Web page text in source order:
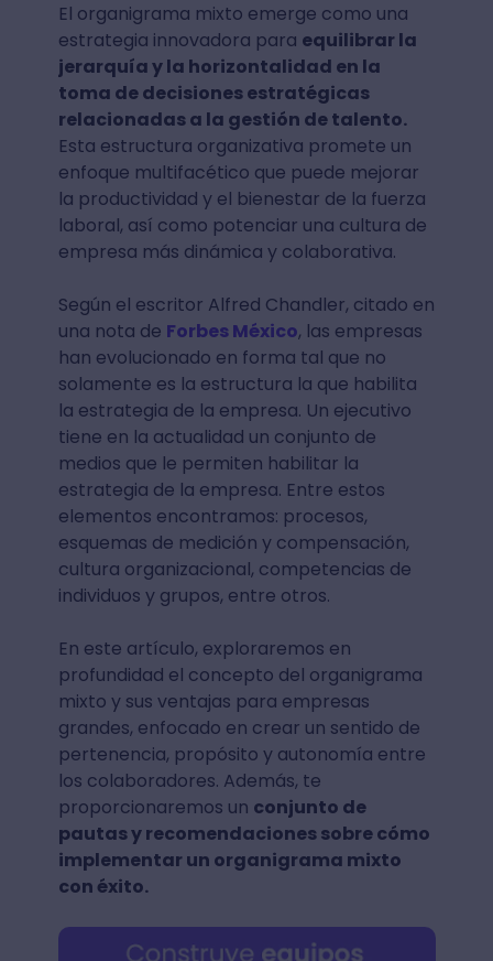
El organigrama mixto emerge como una
estrategia innovadora para equilibrar la
jerarquía y la horizontalidad en la
toma de decisiones estratégicas
relacionadas a la gestión de talento.
Esta estructura organizativa promete un
enfoque multifacético que puede mejorar
la productividad y el bienestar de la fuerza
laboral, así como potenciar una cultura de
empresa más dinámica y colaborativa.
Según el escritor Alfred Chandler, citado en
una nota de Forbes México, las empresas
han evolucionado en forma tal que no
solamente es la estructura la que habilita
la estrategia de la empresa. Un ejecutivo
tiene en la actualidad un conjunto de
medios que le permiten habilitar la
estrategia de la empresa. Entre estos
elementos encontramos: procesos,
esquemas de medición y compensación,
cultura organizacional, competencias de
individuos y grupos, entre otros.
En este artículo, exploraremos en
profundidad el concepto del organigrama
mixto y sus ventajas para empresas
grandes, enfocado en crear un sentido de
pertenencia, propósito y autonomía entre
los colaboradores. Además, te
proporcionaremos un conjunto de
pautas y recomendaciones sobre cómo
implementar un organigrama mixto
con éxito.